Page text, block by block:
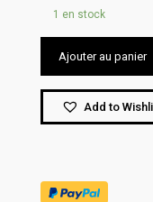
1 en stock
Ajouter au panier
Add to